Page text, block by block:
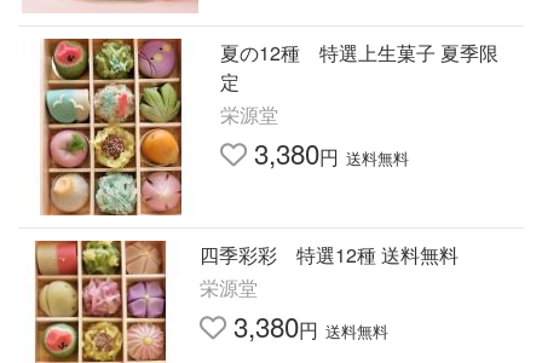
夏の12種 特選上生菓子 夏季限
定
栄源堂
3,380円 送料無料
四季彩彩 特選12種 送料無料
栄源堂
3,380円 送料無料